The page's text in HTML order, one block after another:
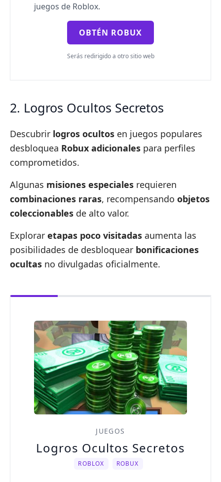
juegos de Roblox.
OBTÉN ROBUX
Serás redirigido a otro sitio web
2. Logros Ocultos Secretos
Descubrir logros ocultos en juegos populares
desbloquea Robux adicionales para perfiles
comprometidos.
Algunas misiones especiales requieren
combinaciones raras, recompensando objetos
coleccionables de alto valor.
Explorar etapas poco visitadas aumenta las
posibilidades de desbloquear bonificaciones
ocultas no divulgadas oficialmente.
JUEGOS
Logros Ocultos Secretos
ROBLOX ROBUX